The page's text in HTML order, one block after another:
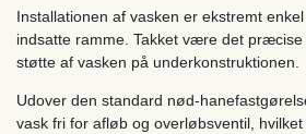
Installationen af vasken er ekstremt
indsatte ramme. Takket være det præcise
støtte af vasken på underkonstruktionen.
Udover den standard nød-
vask fri for afløb og overløbsventil,